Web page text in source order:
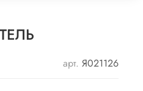
арт. Я021126